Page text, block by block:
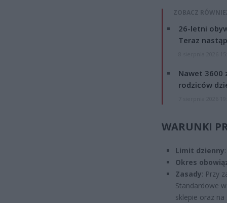
ZOBACZ
26-letni
Teraz
Nawet 3600
rodziców
WARUNKI
Limit dzienny
Okres
Zasady: Przy
Standardowe
sklepie oraz